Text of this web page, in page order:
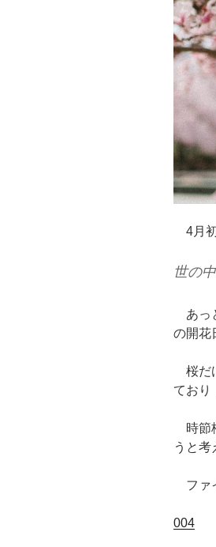
4月初
世の
あっ
の開花
桜だ
ており
時節
うと考
ファ
004